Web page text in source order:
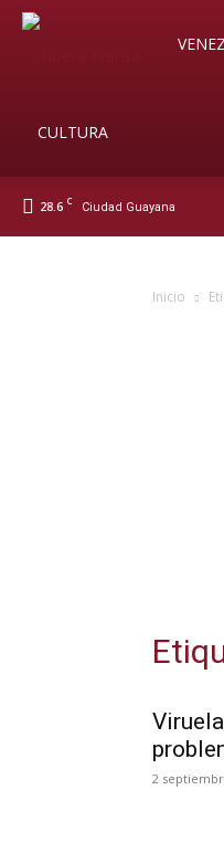
Soy
Digital
CULTURA
28.6 C Ciudad Guayana
Inicio
2